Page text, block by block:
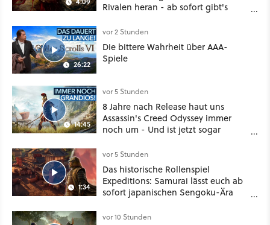
Rivalen heran - ab sofort gibt's
Klasse
26:22
vor 2 Stunden
Die bittere Wahrheit über AAA-
Spiele
14:45
vor 5 Stunden
8 Jahre nach Release haut uns
Assassin's Creed Odyssey immer
noch um - Und ist jetzt sogar
1:34
vor 5 Stunden
Das historische Rollenspiel
Expeditions: Samurai lässt euch ab
sofort japanischen Sengoku-Ära
oder Diplomatie
vor 10 Stunden